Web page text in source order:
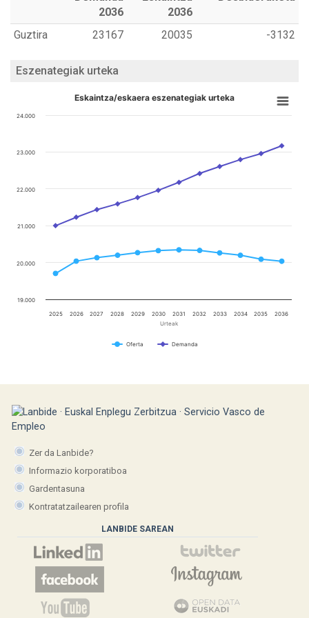
2036
2036
Guztira 23167 20035 -3132
Eszenategiak urteka
Urteak
Eskaintza/eskaera eszenategiak urteka
Oferta Demanda
2025 2026 2027 2028 2029 2030 2031 2032 2033 2034 2035 2036
19.000
20.000
21.000
22.000
23.000
24.000
Zer da Lanbide?
Informazio korporatiboa
Gardentasuna
Kontratatzailearen profila
LANBIDE SAREAN